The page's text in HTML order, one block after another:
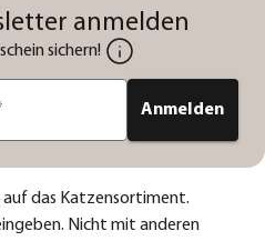
anmelden
sichern!
Anmelden
auf das Katzensortiment.
Nicht mit anderen